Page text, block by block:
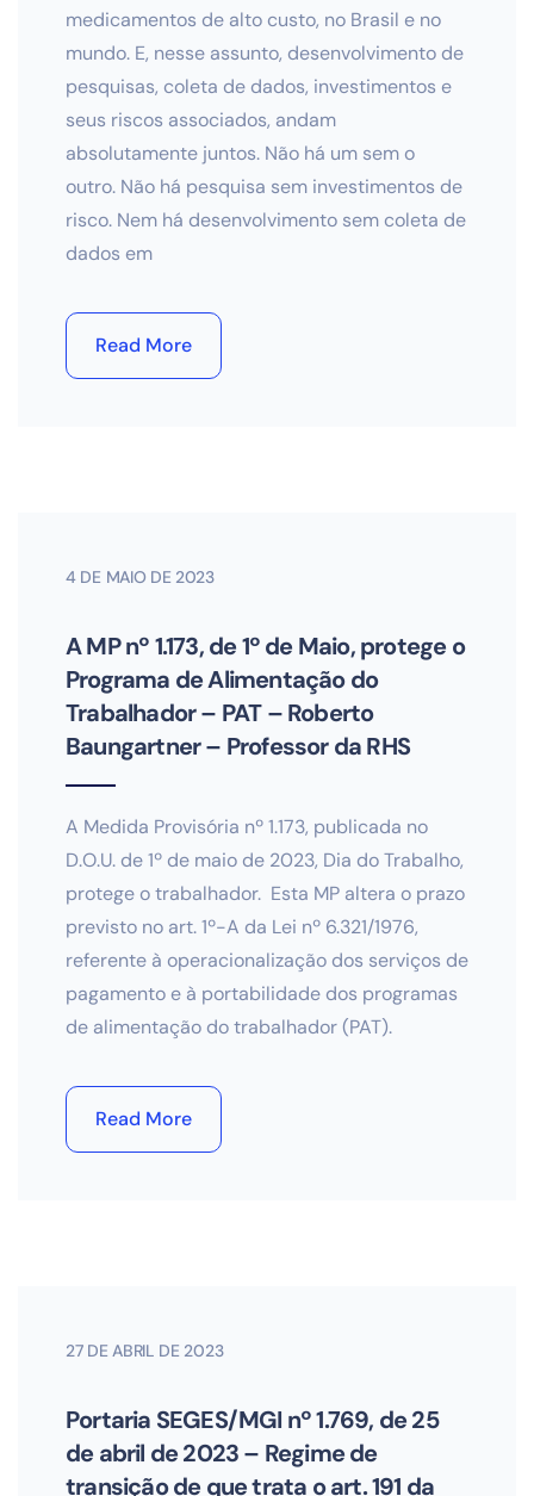
medicamentos de alto custo, no Brasil e no
mundo. E, nesse assunto, desenvolvimento de
pesquisas, coleta de dados, investimentos e
seus riscos associados, andam
absolutamente juntos. Não há um sem o
outro. Não há pesquisa sem investimentos de
risco. Nem há desenvolvimento sem coleta de
dados em
Read More
4 DE MAIO DE 2023
A MP nº 1.173, de 1º de Maio, protege o
Programa de Alimentação do
Trabalhador – PAT – Roberto
Baungartner – Professor da RHS
A Medida Provisória nº 1.173, publicada no
D.O.U. de 1º de maio de 2023, Dia do Trabalho,
protege o trabalhador. Esta MP altera o prazo
previsto no art. 1º-A da Lei nº 6.321/1976,
referente à operacionalização dos serviços de
pagamento e à portabilidade dos programas
de alimentação do trabalhador (PAT).
Read More
27 DE ABRIL DE 2023
Portaria SEGES/MGI nº 1.769, de 25
de abril de 2023 – Regime de
transição de que trata o art. 191 da